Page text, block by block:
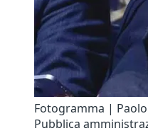
Fotogramma |
Pubblica